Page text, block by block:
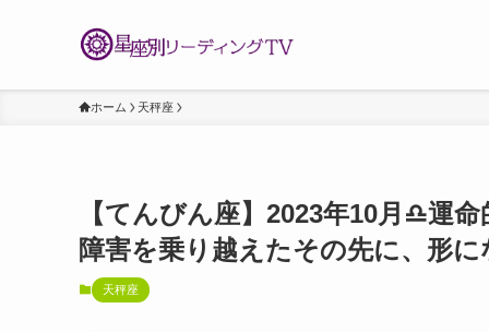
ホーム 天秤座
【てんびん座】2023年10月♎️運
障害を乗り越えたその先に、形
天秤座